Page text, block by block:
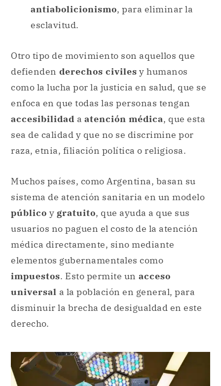
antiabolicionismo, para eliminar la
esclavitud.
Otro tipo de movimiento son aquellos que
defienden derechos civiles y humanos
como la lucha por la justicia en salud, que se
enfoca en que todas las personas tengan
accesibilidad a atención médica, que esta
sea de calidad y que no se discrimine por
raza, etnia, filiación política o religiosa.
Muchos países, como Argentina, basan su
sistema de atención sanitaria en un modelo
público y gratuito, que ayuda a que sus
usuarios no paguen el costo de la atención
médica directamente, sino mediante
elementos gubernamentales como
impuestos. Esto permite un acceso
universal a la población en general, para
disminuir la brecha de desigualdad en este
derecho.